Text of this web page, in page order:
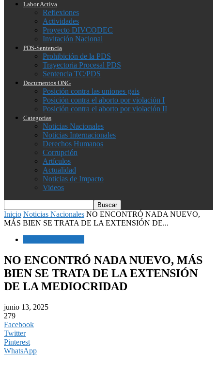
Labor Activa
Reflexiones
Actividades
Proyecto DIVCODEC
Invitación Nacional
PDS-Sentencia
Prohibición de la PDS
Trayectoria Procesal PDS
Sentencia TC/PDS
Documentos ONG
Posición contra las uniones gais
Posición contra el aborto por violación I
Posición contra el aborto por violación II
Categorías
Noticias Nacionales
Noticias Internacionales
Derechos Humanos
Corrupción
Artículos
Actualidad
Noticias de Impacto
Videos
Inicio Noticias Nacionales NO ENCONTRÓ NADA NUEVO,
MÁS BIEN SE TRATA DE LA EXTENSIÓN DE...
NO ENCONTRÓ NADA NUEVO, MÁS
BIEN SE TRATA DE LA EXTENSIÓN
DE LA MEDIOCRIDAD
junio 13, 2025
279
Facebook
Twitter
Pinterest
WhatsApp